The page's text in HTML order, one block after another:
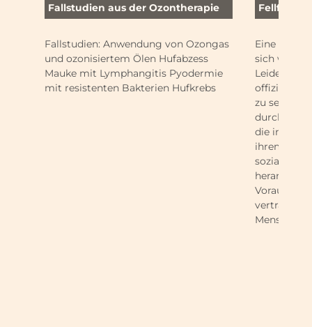
Fallstudien aus der Ozontherapie
Fallstudien: Anwendung von Ozongas
und ozonisiertem Ölen Hufabzess
Mauke mit Lymphangitis Pyodermie
mit resistenten Bakterien Hufkrebs
Eine
sich
offizieller
zu sein!
die in der
ihrem
Menschen